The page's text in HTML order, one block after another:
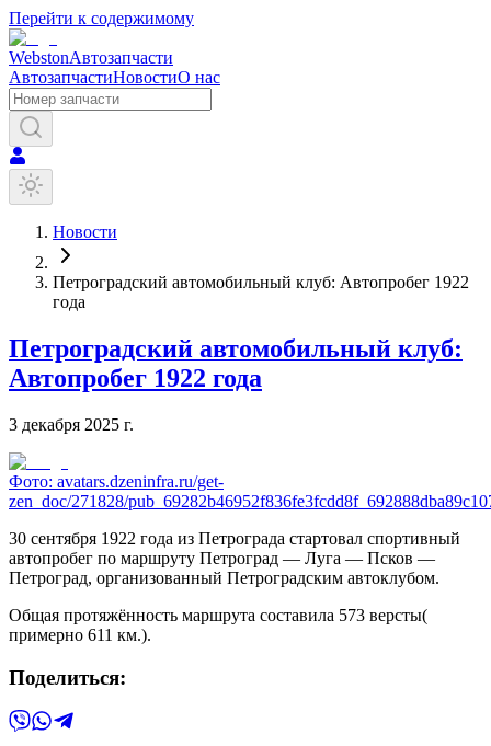
Перейти к содержимому
WebstonАвтозапчасти
АвтозапчастиНовостиО нас
Новости
Петроградский автомобильный клуб: Автопробег 1922
года
Петроградский автомобильный клуб:
Автопробег 1922 года
3 декабря 2025 г.
Фото: avatars.dzeninfra.ru/get-
zen_doc/271828/
30 сентября 1922 года из Петрограда стартовал спортивный
автопробег по маршруту Петроград — Луга — Псков —
Петроград, организованный Петроградским автоклубом.
Общая протяжённость маршрута составила 573 версты(
примерно 611 км.).
Поделиться: